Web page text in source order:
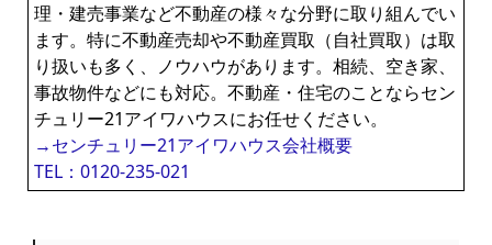
理・建売事業など不動産の様々な分野に取り組んでい
ます。特に不動産売却や不動産買取（自社買取）は取
り扱いも多く、ノウハウがあります。相続、空き家、
事故物件などにも対応。不動産・住宅のことならセン
チュリー21アイワハウスにお任せください。
→センチュリー21アイワハウス会社概要
TEL：0120-235-021